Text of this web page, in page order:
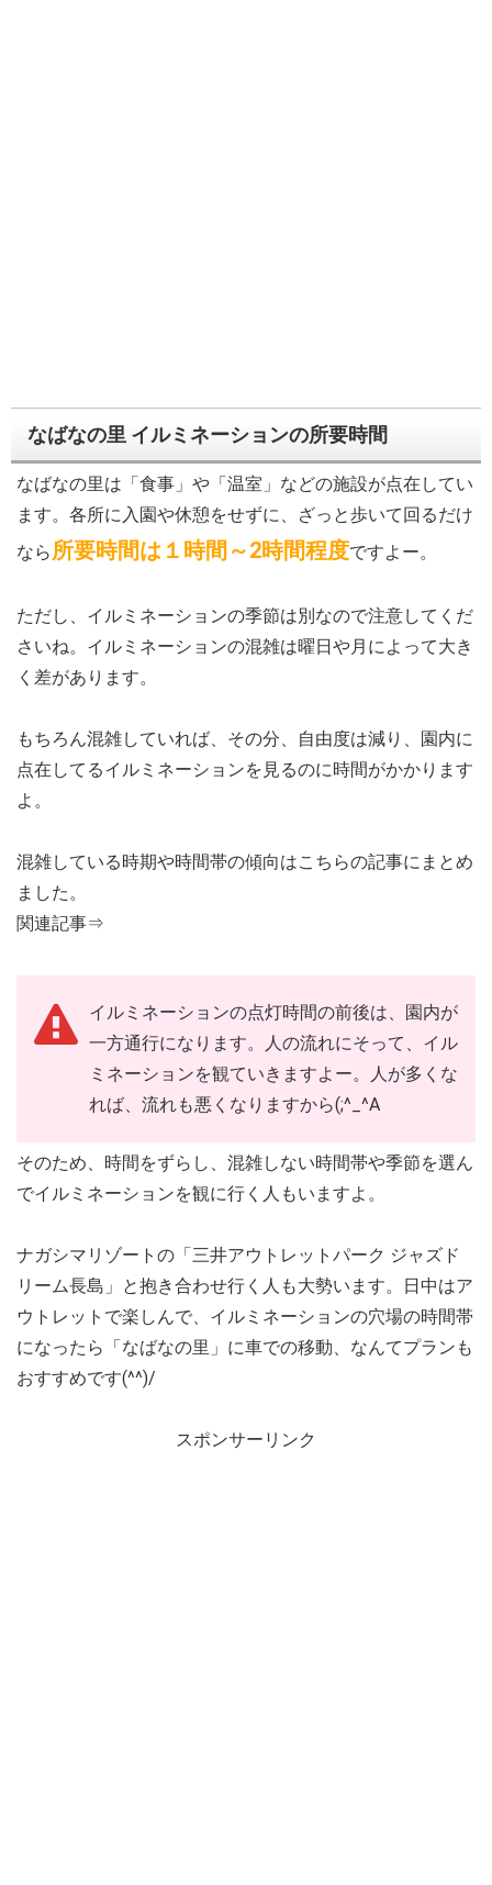
なばなの里 イルミネーションの所要時間
なばなの里は「食事」や「温室」などの施設が点在してい
ます。各所に入園や休憩をせずに、ざっと歩いて回るだけ
なら 所要時間は１時間～2時間程度ですよー。
ただし、イルミネーションの季節は別なので注意してくだ
さいね。イルミネーションの混雑は曜日や月によって大き
く差があります。
もちろん混雑していれば、その分、自由度は減り、園内に
点在してるイルミネーションを見るのに時間がかかります
よ。
混雑している時期や時間帯の傾向はこちらの記事にまとめ
ました。
関連記事⇒
イルミネーションの点灯時間の前後は、園内が
一方通行になります。人の流れにそって、イル
ミネーションを観ていきますよー。人が多くな
れば、流れも悪くなりますから(;^_^A
そのため、時間をずらし、混雑しない時間帯や季節を選ん
でイルミネーションを観に行く人もいますよ。
ナガシマリゾートの「三井アウトレットパーク ジャズド
リーム長島」と抱き合わせ行く人も大勢います。日中はア
ウトレットで楽しんで、イルミネーションの穴場の時間帯
になったら「なばなの里」に車での移動、なんてプランも
おすすめです(^^)/
スポンサーリンク